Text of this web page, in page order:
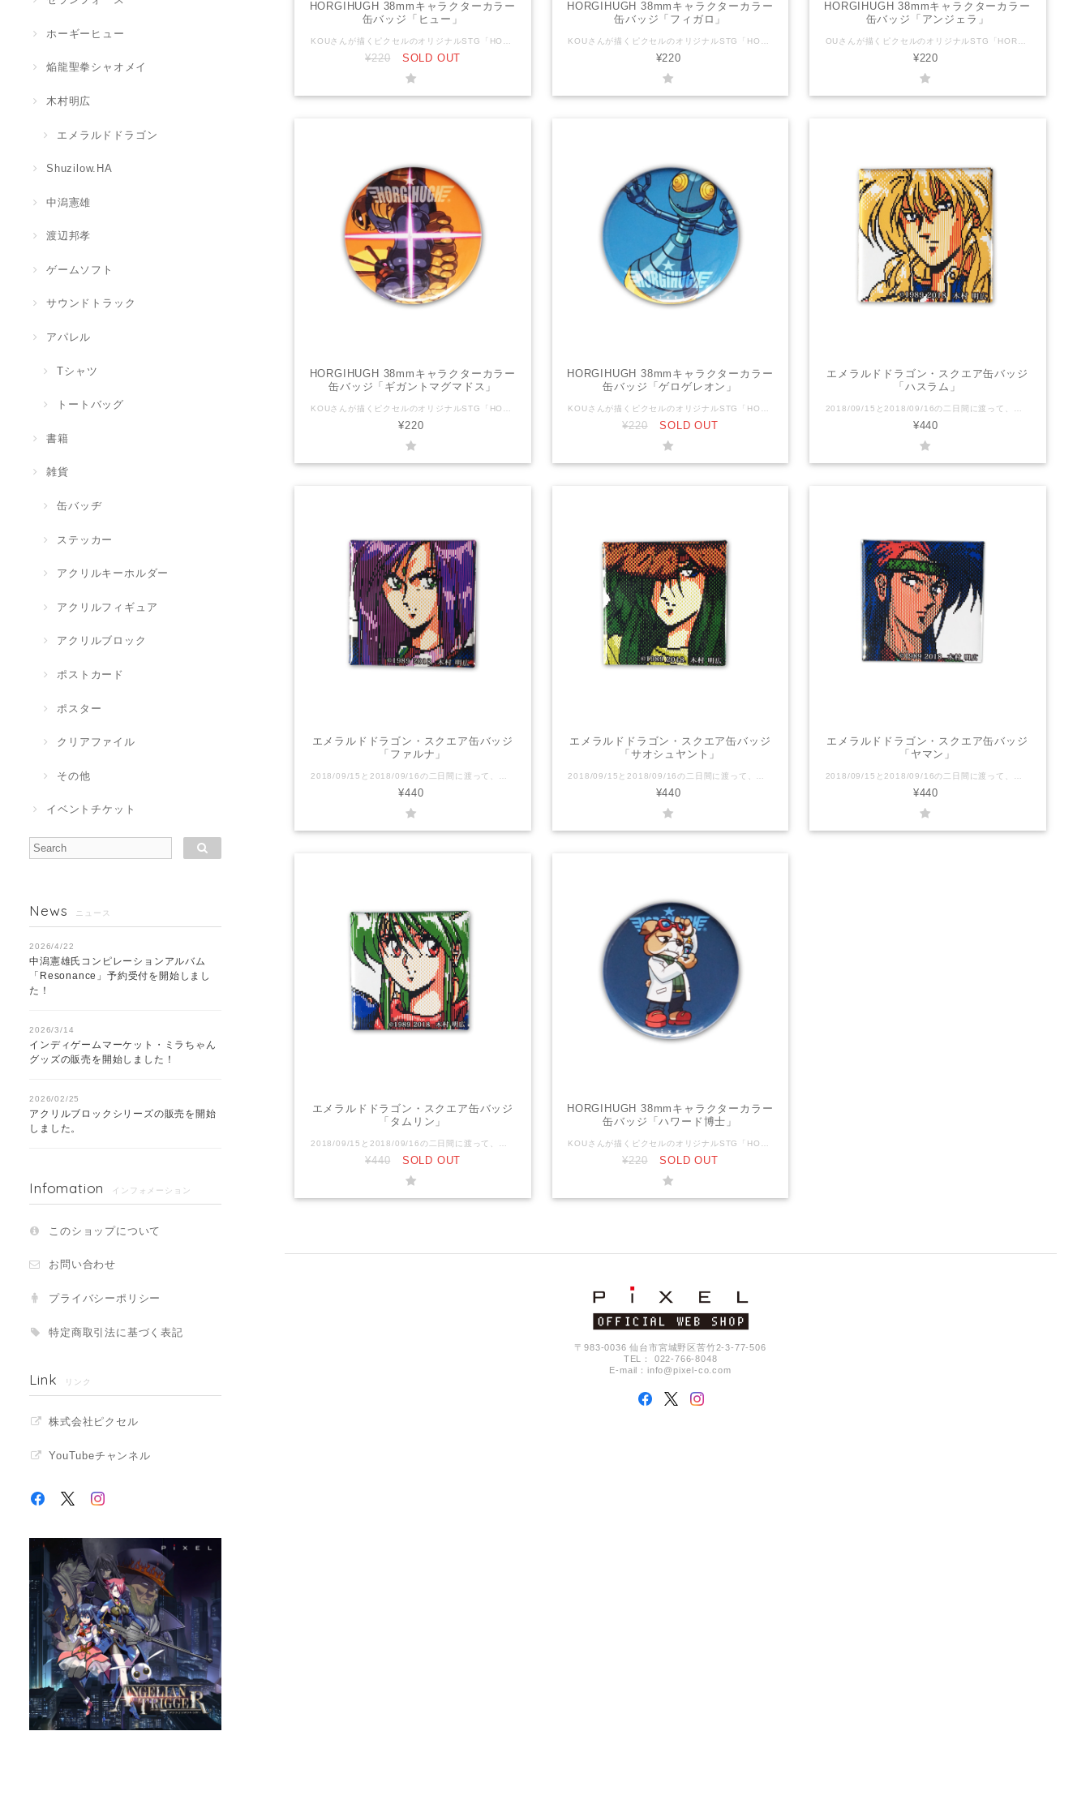
ホーギーヒュー
焔龍聖拳シャオメイ
木村明広
エメラルドドラゴン
Shuzilow.HA
中潟憲雄
渡辺邦孝
ゲームソフト
サウンドトラック
アパレル
Tシャツ
トートバッグ
書籍
雑貨
缶バッヂ
ステッカー
アクリルキーホルダー
アクリルフィギュア
アクリルブロック
ポストカード
ポスター
クリアファイル
その他
イベントチケット
News ニュース
2026/4/22
中潟憲雄氏コンピレーションアルバム
「Resonance」予約受付を開始しまし
た！
2026/3/14
インディゲームマーケット・ミラちゃん
グッズの販売を開始しました！
2026/02/25
アクリルブロックシリーズの販売を開始
しました。
Infomation インフォメーション
このショップについて
お問い合わせ
プライバシーポリシー
特定商取引法に基づく表記
Link リンク
株式会社ピクセル
YouTubeチャンネル
HORGIHUGH 38mmキャラクターカラー
缶バッジ「ヒュー」
¥220 SOLD OUT
HORGIHUGH 38mmキャラクターカラー
缶バッジ「フィガロ」
¥220
HORGIHUGH 38mmキャラクターカラー
缶バッジ「アンジェラ」
¥220
HORGIHUGH 38mmキャラクターカラー
缶バッジ「ギガントマグマドス」
¥220
HORGIHUGH 38mmキャラクターカラー
缶バッジ「ゲロゲレオン」
¥220 SOLD OUT
エメラルドドラゴン・スクエア缶バッジ
「ハスラム」
¥440
エメラルドドラゴン・スクエア缶バッジ
「ファルナ」
¥440
エメラルドドラゴン・スクエア缶バッジ
「サオシュヤント」
¥440
エメラルドドラゴン・スクエア缶バッジ
「ヤマン」
¥440
エメラルドドラゴン・スクエア缶バッジ
「タムリン」
¥440 SOLD OUT
HORGIHUGH 38mmキャラクターカラー
缶バッジ「ハワード博士」
¥220 SOLD OUT
〒983-0036 仙台市宮城野区苦竹2-3-77-506
TEL： 022-766-8048
E-mail：info@pixel-co.com